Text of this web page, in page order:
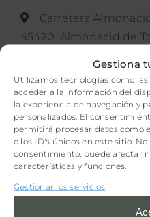
Gestiona
Utilizamos tecnologías como
acceder a la información del
la experiencia de navegación y
personalizados. El
permitirá procesar datos como
o los ID's únicos en este sitio.
consentimiento, puede afectar
características y funciones.
Gestionar los servicios
Carretera
45420. Almonacid de
Haz clic en
activar
Política